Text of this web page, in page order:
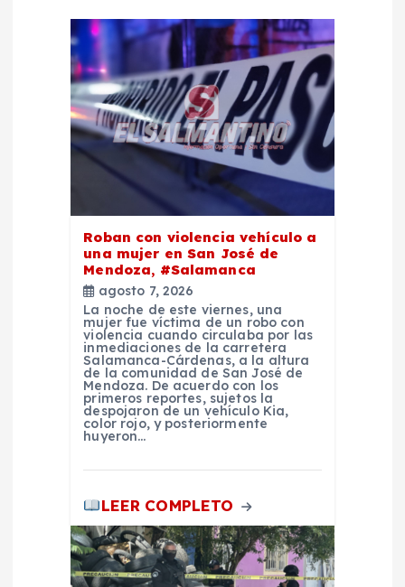
Roban con violencia vehículo a
una mujer en San José de
Mendoza, #Salamanca
agosto 7, 2026
La noche de este viernes, una
mujer fue víctima de un robo con
violencia cuando circulaba por las
inmediaciones de la carretera
Salamanca-Cárdenas, a la altura
de la comunidad de San José de
Mendoza. De acuerdo con los
primeros reportes, sujetos la
despojaron de un vehículo Kia,
color rojo, y posteriormente
huyeron…
LEER COMPLETO